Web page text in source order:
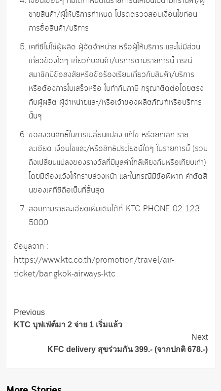
ขายสินค้า/ผู้ให้บริการกำหนด โปรดตรวจสอบเงื่อนไขก่อน
การซื้อสินค้า/บริการ
เคทีซีไม่ใช่ผู้ผลิต ผู้จัดจำหน่าย หรือผู้ให้บริการ และไม่มีส่วน
เกี่ยวข้องใดๆ เกี่ยวกับสินค้า/บริการตามรายการนี้ กรณี
สมาชิกมีข้อสงสัยหรือข้อร้องเรียนเกี่ยวกับสินค้า/บริการ
หรือต้องการใบเสร็จหรือ ใบกำกับภาษี กรุณาติดต่อโดยตรง
กับผู้ผลิต ผู้จำหน่ายและ/หรือเจ้าของผลิตภัณฑ์หรือบริการ
นั้นๆ
ขอสงวนสิทธิ์ในการเปลี่ยนแปลง แก้ไข หรือยกเลิก ราย
ละเอียด เงื่อนไขและ/หรือสิทธิประโยชน์ใดๆ ในรายการนี้ (รวม
ถึงเปลี่ยนแปลงของรางวัลที่มีมูลค่าใกล้เคียงกันหรือเทียบเท่า)
โดยมิต้องแจ้งให้ทราบล่วงหน้า และในกรณีมีข้อพิพาท คำตัดสิ
นของเคทีซีถือเป็นที่สิ้นสุด
สอบถามรายละเอียดเพิ่มเติมได้ที่ KTC PHONE 02 123
5000
ข้อมูลจาก :
https://www.ktc.co.th/promotion/travel/air-
ticket/bangkok-airways-ktc
Post
Navigation
Previous
KTC บุฟเฟ่ต์มา 2 จ่าย 1 เริ่มแล้ว
Next
KFC delivery สุขร่วมกัน 399.- (จากปกติ 678.-)